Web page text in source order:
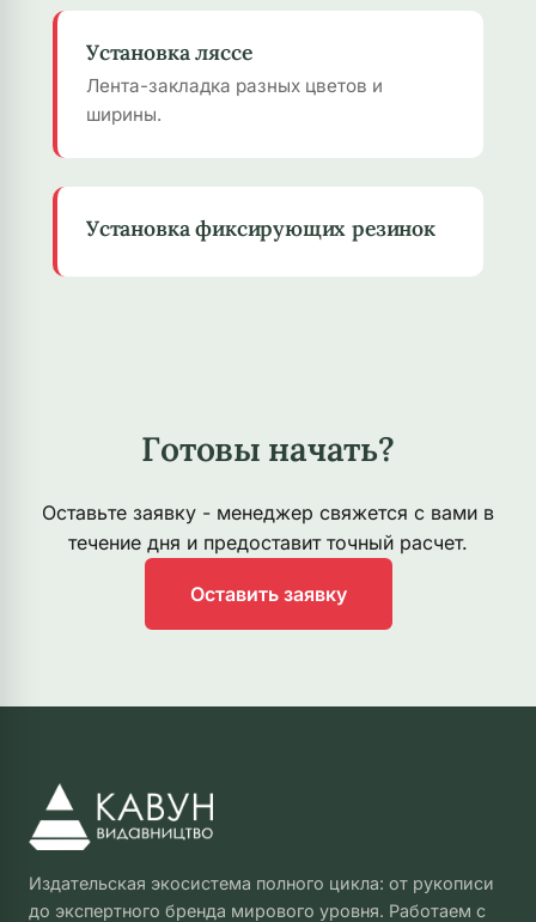
Установка ляссе
Лента-закладка разных цветов и
ширины.
Установка фиксирующих резинок
Готовы начать?
Оставьте заявку - менеджер свяжется с вами в
течение дня и предоставит точный расчет.
Оставить заявку
Издательская экосистема полного цикла: от рукописи
до экспертного бренда мирового уровня. Работаем с